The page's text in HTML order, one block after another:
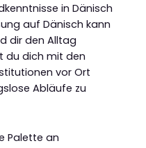
in Dänisch
auf Dänisch kann
dir den Alltag
du dich mit den
vor Ort
Abläufe zu
Palette an